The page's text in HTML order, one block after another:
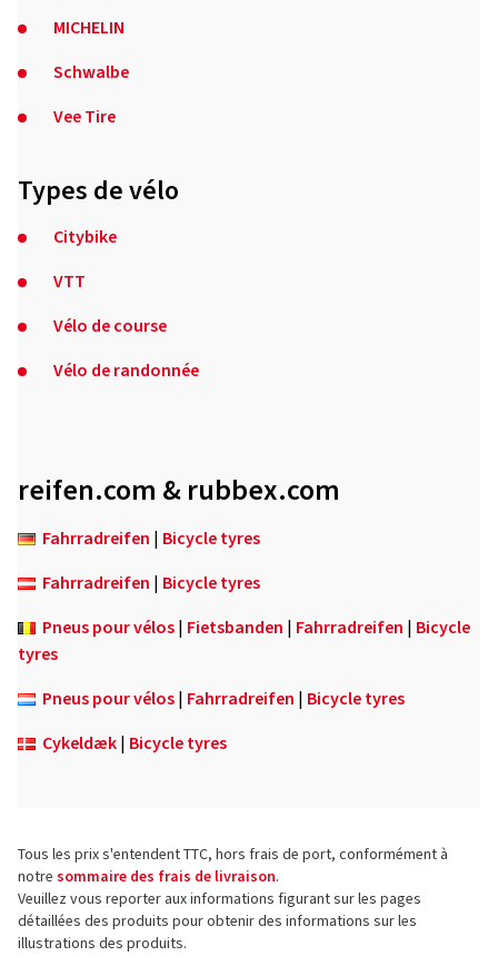
MICHELIN
Schwalbe
Vee Tire
Types de vélo
Citybike
VTT
Vélo de course
Vélo de randonnée
reifen.com & rubbex.com
Fahrradreifen | Bicycle tyres
Fahrradreifen | Bicycle tyres
Pneus pour vélos| Fietsbanden | Fahrradreifen | Bicycle
tyres
Pneus pour vélos| Fahrradreifen | Bicycle tyres
Cykeldæk| Bicycle tyres
Tous les prix s'entendent TTC, hors frais de port, conformément à
notre sommaire des frais de livraison.
Veuillez vous reporter aux informations figurant sur les pages
détaillées des produits pour obtenir des informations sur les
illustrations des produits.